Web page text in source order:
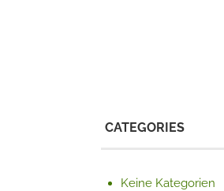
CATEGORIES
Keine Kategorien